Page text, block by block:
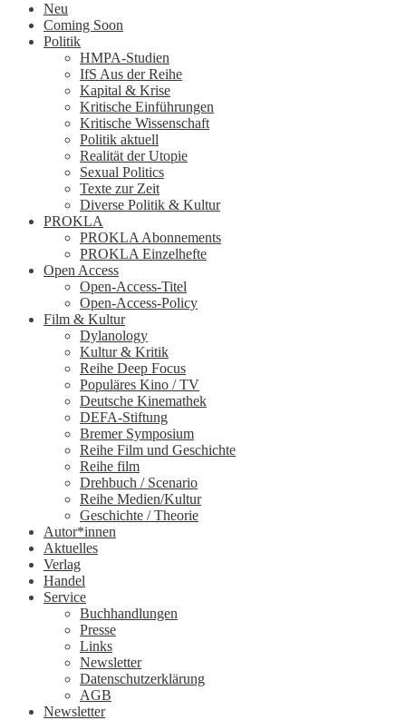
Neu
Coming Soon
Politik
HMPA-Studien
IfS Aus der Reihe
Kapital & Krise
Kritische Einführungen
Kritische Wissenschaft
Politik aktuell
Realität der Utopie
Sexual Politics
Texte zur Zeit
Diverse Politik & Kultur
PROKLA
PROKLA Abonnements
PROKLA Einzelhefte
Open Access
Open-Access-Titel
Open-Access-Policy
Film & Kultur
Dylanology
Kultur & Kritik
Reihe Deep Focus
Populäres Kino / TV
Deutsche Kinemathek
DEFA-Stiftung
Bremer Symposium
Reihe Film und Geschichte
Reihe film
Drehbuch / Scenario
Reihe Medien/Kultur
Geschichte / Theorie
Autor*innen
Aktuelles
Verlag
Handel
Service
Buchhandlungen
Presse
Links
Newsletter
Datenschutzerklärung
AGB
Newsletter